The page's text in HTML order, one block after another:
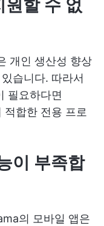
할 수 없
개인 생산성 향상
습니다. 따라서
필요하다면
적합한 전용 프로
이 부족합
의 모바일 앱은